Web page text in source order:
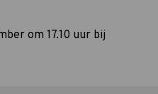
om 17.10 uur bij